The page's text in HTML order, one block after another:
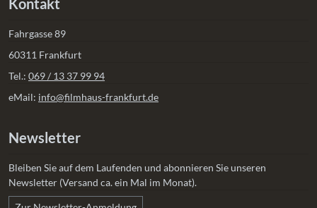
Kontakt
Fahrgasse 89
60311 Frankfurt
Tel.: 069 / 13 37 99 94
eMail: info@filmhaus-frankfurt.de
Newsletter
Bleiben Sie auf dem Laufenden und abonnieren Sie unseren
Newsletter (Versand ca. ein Mal im Monat).